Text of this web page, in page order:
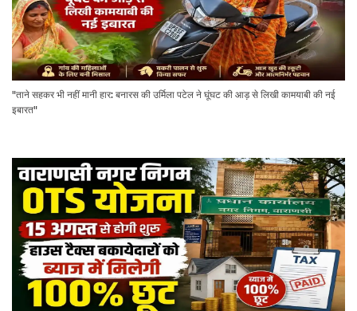
"ताने सहकर भी नहीं मानी हार: बनारस की उर्मिला पटेल ने घूंघट की आड़ से लिखी कामयाबी की नई
इबारत"